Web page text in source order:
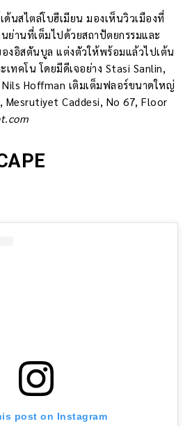
นสไตล์โบฮีเมียน มองเห็นวิวเมืองที่
ย่านที่เต็มไปด้วยสถาปัตยกรรมและ
งอิสตันบูล แต่งตัวให้พร้อมแล้วไปเต้น
เทคโน โดยมีดีเจอย่าง Stasi Sanlin,
Hoffman เติมเต็มฟลอร์ขนาดใหญ่
Caddesi, No 67, Floor
post on Instagram